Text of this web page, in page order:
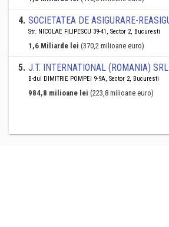
4.
Str. NICOLAE FILIPESCU 39-41, Sector 2, Bucuresti
1,6 Miliarde lei (370,2 milioane euro)
5. J.T. INTERNATIONAL (ROMANIA) SRL
B-dul DIMITRIE POMPEI 9-9A, Sector 2, Bucuresti
984,8 milioane lei (223,8 milioane euro)